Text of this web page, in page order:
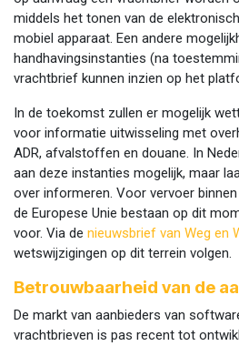
middels het tonen van de
mobiel apparaat. Een andere
handhavingsinstanties (na
vrachtbrief kunnen inzien op het
In de toekomst zullen er mogelijk
voor informatie uitwisseling met
ADR, afvalstoffen en douane. In
aan deze instanties mogelijk, maar
over informeren. Voor vervoer
de Europese Unie bestaan op dit
voor. Via de nieuwsbrief van Weg en
wetswijzigingen op dit terrein volgen.
Betrouwbaarheid van de
De markt van aanbieders van
vrachtbrieven is pas recent tot